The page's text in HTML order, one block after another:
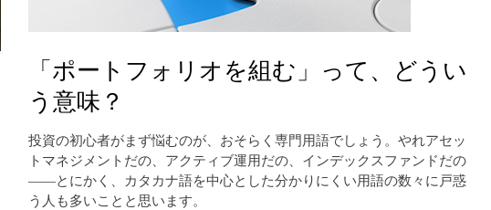
「ポートフォリオを組む」って、どうい
う意味？
投資の初心者がまず悩むのが、おそらく専門用語でしょう。やれアセッ
トマネジメントだの、アクティブ運用だの、インデックスファンドだの
――とにかく、カタカナ語を中心とした分かりにくい用語の数々に戸惑
う人も多いことと思います。